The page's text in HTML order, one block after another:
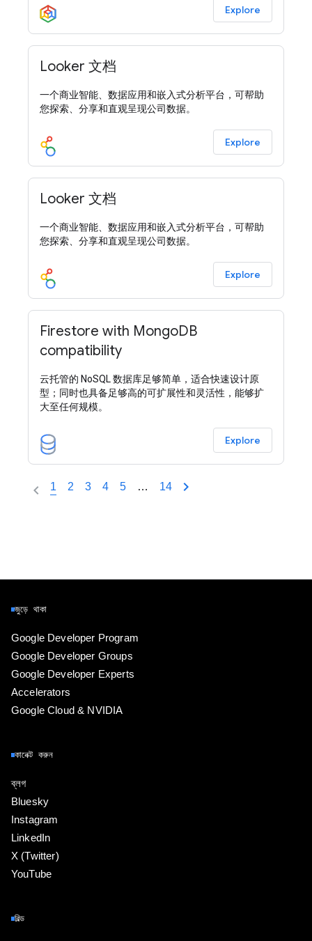
Explore
Looker 文档
一个商业智能、数据应用和嵌入式分析平台，可帮助
您探索、分享和直观呈现公司数据。
Explore
Looker 文档
一个商业智能、数据应用和嵌入式分析平台，可帮助
您探索、分享和直观呈现公司数据。
Explore
Firestore with MongoDB
compatibility
云托管的 NoSQL 数据库足够简单，适合快速设计原
型；同时也具备足够高的可扩展性和灵活性，能够扩
大至任何规模。
Explore
1 2 3 4 5 … 14
জুড়ে থাকা
Google Developer Program
Google Developer Groups
Google Developer Experts
Accelerators
Google Cloud & NVIDIA
কানেক্ট করুন
ব্লগ
Bluesky
Instagram
LinkedIn
X (Twitter)
YouTube
বিল্ড